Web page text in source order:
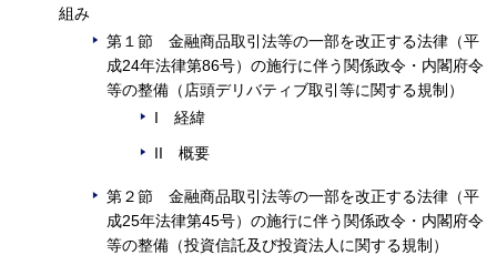
組み
第１節 金融商品取引法等の一部を改正する法律（平
成24年法律第86号）の施行に伴う関係政令・内閣府令
等の整備（店頭デリバティブ取引等に関する規制）
I 経緯
II 概要
第２節 金融商品取引法等の一部を改正する法律（平
成25年法律第45号）の施行に伴う関係政令・内閣府令
等の整備（投資信託及び投資法人に関する規制）